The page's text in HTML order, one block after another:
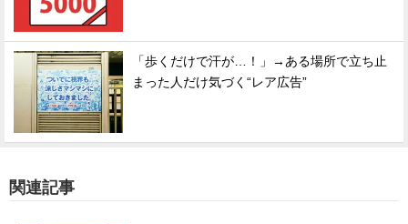
「歩くだけで汗が…！」→ある場所で立ち止
まった人だけ気づく“レア広告”
関連記事